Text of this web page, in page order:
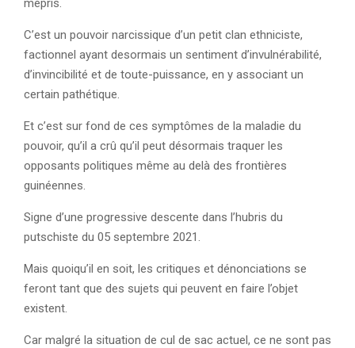
mépris.
C’est un pouvoir narcissique d’un petit clan ethniciste,
factionnel ayant desormais un sentiment d’invulnérabilité,
d’invincibilité et de toute-puissance, en y associant un
certain pathétique.
Et c’est sur fond de ces symptômes de la maladie du
pouvoir, qu’il a crû qu’il peut désormais traquer les
opposants politiques même au delà des frontières
guinéennes.
Signe d’une progressive descente dans l’hubris du
putschiste du 05 septembre 2021.
Mais quoiqu’il en soit, les critiques et dénonciations se
feront tant que des sujets qui peuvent en faire l’objet
existent.
Car malgré la situation de cul de sac actuel, ce ne sont pas